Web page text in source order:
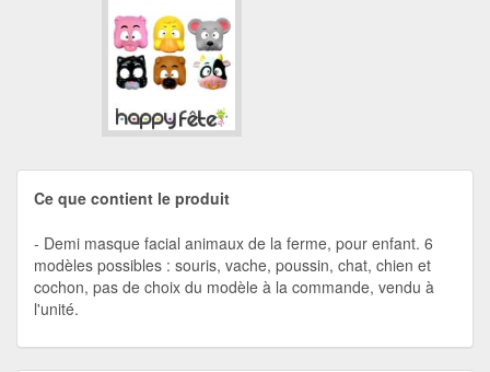
Ce que contient le produit
Demi masque facial animaux de la ferme, pour enfant. 6
modèles possibles : souris, vache, poussin, chat, chien et
cochon, pas de choix du modèle à la commande, vendu à
l'unité.